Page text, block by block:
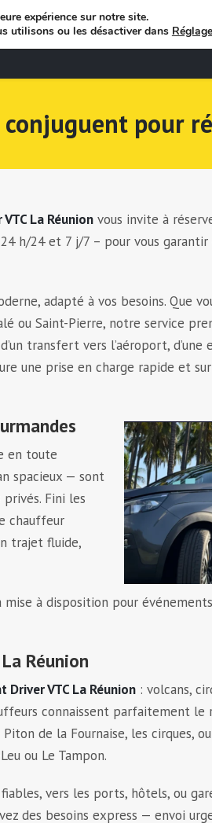
conjuguent pour
VTC La Réunion vous invite à
h/24 et 7 j/7 – pour vous
adapté à vos besoins. Que
ou Saint-Pierre, notre service
transfert vers l’aéroport, d’une
une prise en charge rapide et
en toute
spacieux — sont
Fini les
chauffeur
trajet fluide,
à disposition pour
Réunion
Driver VTC La Réunion : volcans,
connaissent parfaitement
de la Fournaise, les cirques,
ou Le Tampon.
vers les ports, hôtels, ou
des besoins express — envoi
expérience sur notre site.
utilisons ou les désactiver dans